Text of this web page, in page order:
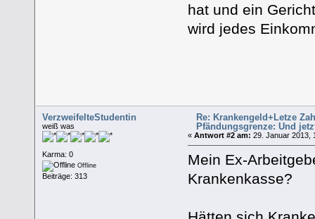
hat und ein
wird jedes
VerzweifelteStudentin
weiß was
Karma: 0
Offline
Beiträge: 313
Re: Krankengeld+Letze
Pfändungsgrenze: Und
« Antwort #2 am: 29. Januar 2013,
Mein Ex-
Krankenkasse?